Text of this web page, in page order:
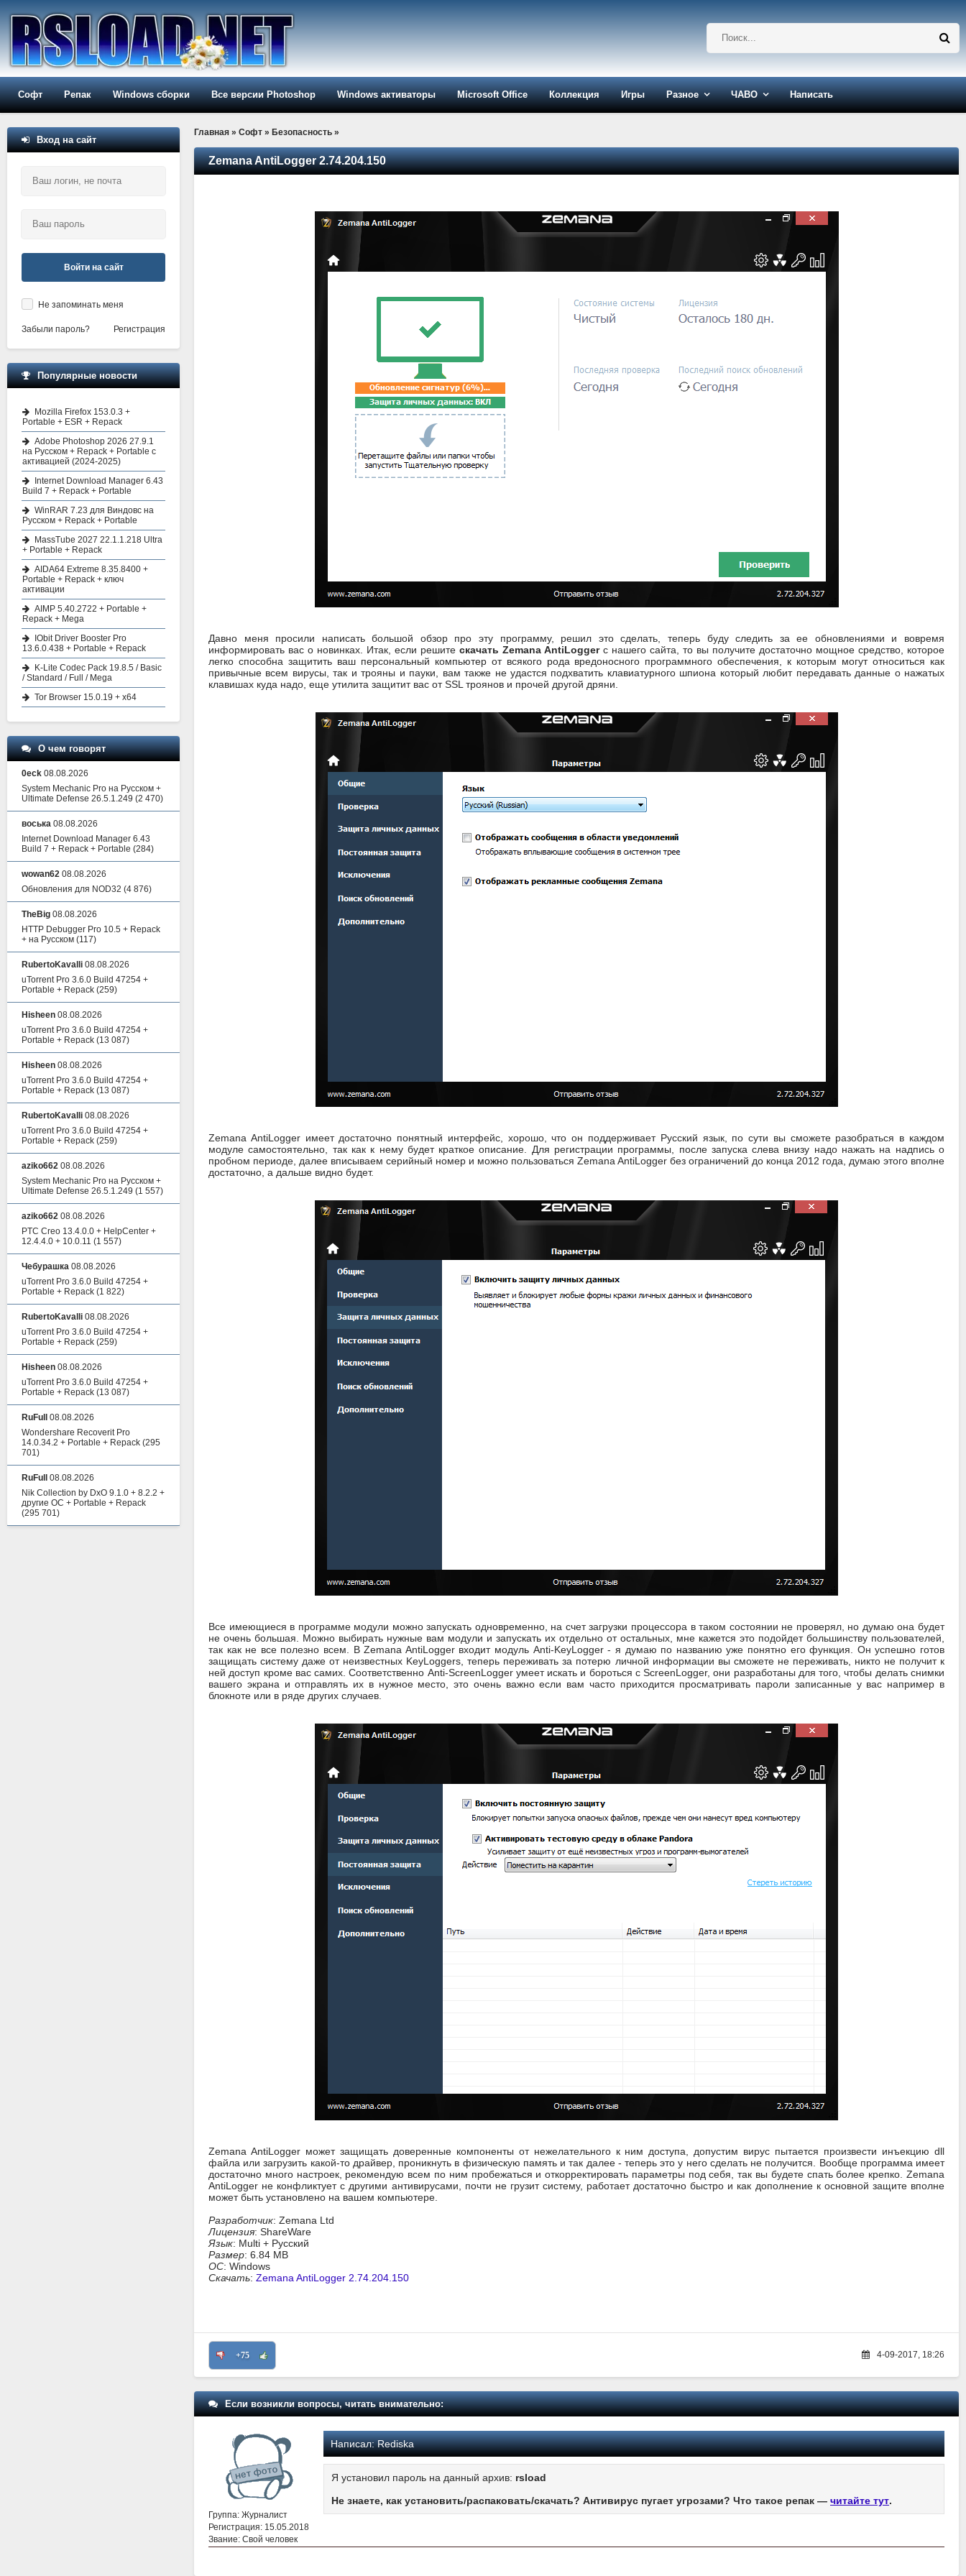
Софт Репак Windows сборки Все версии Photoshop Windows активаторы Microsoft Office Коллекция Игры Разное ЧАВО Написать
Главная » Софт » Безопасность »
Zemana AntiLogger 2.74.204.150
Давно меня просили написать большой обзор про эту программу, решил это сделать, теперь буду следить за ее обновлениями и вовремя
информировать вас о новинках. Итак, если решите скачать Zemana AntiLoggerс нашего сайта, то вы получите достаточно мощное средство, которое
легко способна защитить ваш персональный компьютер от всякого рода вредоносного программного обеспечения, к которым могут относиться как
привычные всем вирусы, так и трояны и пауки, вам также не удастся подхватить клавиатурного шпиона который любит передавать данные о нажатых
клавишах куда надо, еще утилита защитит вас от SSL троянов и прочей другой дряни.
Zemana AntiLogger имеет достаточно понятный интерфейс, хорошо, что он поддерживает Русский язык, по сути вы сможете разобраться в каждом
модуле самостоятельно, так как к нему будет краткое описание. Для регистрации программы, после запуска слева внизу надо нажать на надпись о
пробном периоде, далее вписываем серийный номер и можно пользоваться Zemana AntiLogger без ограничений до конца 2012 года, думаю этого вполне
достаточно, а дальше видно будет.
Все имеющиеся в программе модули можно запускать одновременно, на счет загрузки процессора в таком состоянии не проверял, но думаю она будет
не очень большая. Можно выбирать нужные вам модули и запускать их отдельно от остальных, мне кажется это подойдет большинству пользователей,
так как не все полезно всем. В Zemana AntiLogger входит модуль Anti-KeyLogger - я думаю по названию уже понятно его функция. Он успешно готов
защищать систему даже от неизвестных KeyLoggers, теперь переживать за потерю личной информации вы сможете не переживать, никто не получит к
ней доступ кроме вас самих. Соответственно Anti-ScreenLogger умеет искать и бороться с ScreenLogger, они разработаны для того, чтобы делать снимки
вашего экрана и отправлять их в нужное место, это очень важно если вам часто приходится просматривать пароли записанные у вас например в
блокноте или в ряде других случаев.
Zemana AntiLogger может защищать доверенные компоненты от нежелательного к ним доступа, допустим вирус пытается произвести инъекцию dll
файла или загрузить какой-то драйвер, проникнуть в физическую память и так далее - теперь это у него сделать не получится. Вообще программа имеет
достаточно много настроек, рекомендую всем по ним пробежаться и откорректировать параметры под себя, так вы будете спать более крепко. Zemana
AntiLogger не конфликтует с другими антивирусами, почти не грузит систему, работает достаточно быстро и как дополнение к основной защите вполне
может быть установлено на вашем компьютере.
Разработчик: Zemana Ltd
Лицензия: ShareWare
Язык: Multi + Русский
Размер: 6.84 MB
ОС: Windows
Скачать: Zemana AntiLogger 2.74.204.150
+75 4-09-2017, 18:26
Если возникли вопросы, читать внимательно:
Группа: Журналист
Регистрация: 15.05.2018
Звание: Свой человек
Написал:Rediska
Я установил пароль на данный архив: rsload
Не знаете, как установить/распаковать/скачать? Антивирус пугает угрозами? Что такое репак — читайте тут.
Вход на сайт
Войти на сайт
Не запоминать меня
Забыли пароль? Регистрация
Популярные новости
Mozilla Firefox 153.0.3 +
Portable + ESR + Repack
Adobe Photoshop 2026 27.9.1
на Русском + Repack + Portable с
активацией (2024-2025)
Internet Download Manager 6.43
Build 7 + Repack + Portable
WinRAR 7.23 для Виндовс на
Русском + Repack + Portable
MassTube 2027 22.1.1.218 Ultra
+ Portable + Repack
AIDA64 Extreme 8.35.8400 +
Portable + Repack + ключ
активации
AIMP 5.40.2722 + Portable +
Repack + Mega
IObit Driver Booster Pro
13.6.0.438 + Portable + Repack
K-Lite Codec Pack 19.8.5 / Basic
/ Standard / Full / Mega
Tor Browser 15.0.19 + x64
О чем говорят
0eck 08.08.2026
System Mechanic Pro на Русском +
Ultimate Defense 26.5.1.249 (2 470)
воська 08.08.2026
Internet Download Manager 6.43
Build 7 + Repack + Portable (284)
wowan62 08.08.2026
Обновления для NOD32 (4 876)
TheBig 08.08.2026
HTTP Debugger Pro 10.5 + Repack
+ на Русском (117)
RubertoKavalli 08.08.2026
uTorrent Pro 3.6.0 Build 47254 +
Portable + Repack (259)
Hisheen 08.08.2026
uTorrent Pro 3.6.0 Build 47254 +
Portable + Repack (13 087)
Hisheen 08.08.2026
uTorrent Pro 3.6.0 Build 47254 +
Portable + Repack (13 087)
RubertoKavalli 08.08.2026
uTorrent Pro 3.6.0 Build 47254 +
Portable + Repack (259)
aziko662 08.08.2026
System Mechanic Pro на Русском +
Ultimate Defense 26.5.1.249 (1 557)
aziko662 08.08.2026
PTC Creo 13.4.0.0 + HelpCenter +
12.4.4.0 + 10.0.11 (1 557)
Чебурашка 08.08.2026
uTorrent Pro 3.6.0 Build 47254 +
Portable + Repack (1 822)
RubertoKavalli 08.08.2026
uTorrent Pro 3.6.0 Build 47254 +
Portable + Repack (259)
Hisheen 08.08.2026
uTorrent Pro 3.6.0 Build 47254 +
Portable + Repack (13 087)
RuFull
08.08.2026
Wondershare Recoverit Pro
14.0.34.2 + Portable + Repack (295
701)
RuFull
08.08.2026
Nik Collection by DxO 9.1.0 + 8.2.2 +
другие ОС + Portable + Repack
(295 701)